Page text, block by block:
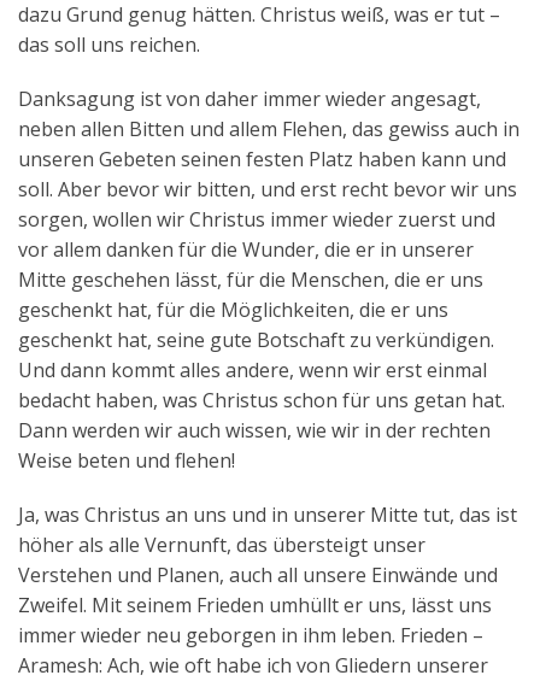
dazu Grund genug hätten. Christus weiß, was er tut –
das soll uns reichen.
Danksagung ist von daher immer wieder angesagt,
neben allen Bitten und allem Flehen, das gewiss auch in
unseren Gebeten seinen festen Platz haben kann und
soll. Aber bevor wir bitten, und erst recht bevor wir uns
sorgen, wollen wir Christus immer wieder zuerst und
vor allem danken für die Wunder, die er in unserer
Mitte geschehen lässt, für die Menschen, die er uns
geschenkt hat, für die Möglichkeiten, die er uns
geschenkt hat, seine gute Botschaft zu verkündigen.
Und dann kommt alles andere, wenn wir erst einmal
bedacht haben, was Christus schon für uns getan hat.
Dann werden wir auch wissen, wie wir in der rechten
Weise beten und flehen!
Ja, was Christus an uns und in unserer Mitte tut, das ist
höher als alle Vernunft, das übersteigt unser
Verstehen und Planen, auch all unsere Einwände und
Zweifel. Mit seinem Frieden umhüllt er uns, lässt uns
immer wieder neu geborgen in ihm leben. Frieden –
Aramesh: Ach, wie oft habe ich von Gliedern unserer